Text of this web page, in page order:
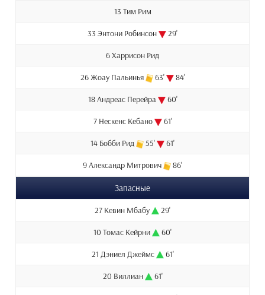
13 Тим Рим
33 Энтони Робинсон 29'
6 Харрисон Рид
26 Жоау Пальинья 63' 84'
18 Андреас Перейра 60'
7 Нескенс Кебано 61'
14 Бобби Рид 55' 61'
9 Александр Митрович 86'
Запасные
27 Кевин Мбабу 29'
10 Томас Кейрни 60'
21 Дэниел Джеймс 61'
20 Виллиан 61'